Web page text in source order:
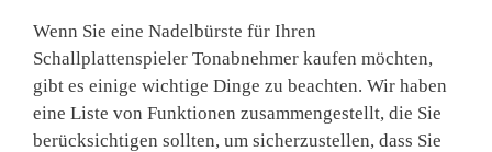
Wenn Sie eine Nadelbürste für Ihren
Schallplattenspieler Tonabnehmer kaufen möchten,
gibt es einige wichtige Dinge zu beachten. Wir haben
eine Liste von Funktionen zusammengestellt, die Sie
berücksichtigen sollten, um sicherzustellen, dass Sie